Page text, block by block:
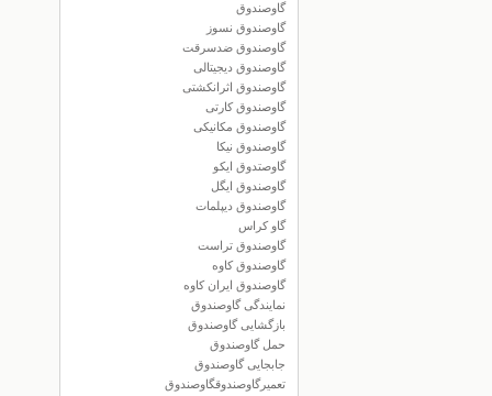
گاوصندوق
گاوصندوق نسوز
گاوصندوق ضدسرقت
گاوصندوق دیجیتالی
گاوصندوق اثرانکشتی
گاوصندوق کارتی
گاوصندوق مکانیکی
گاوصندوق نیکا
گاوصتدوق ایکو
گاوصندوق ایگل
گاوصندوق دیپلمات
گاو کراس
گاوصندوق تراست
گاوصندوق کاوه
گاوصندوق ایران کاوه
نمایندگی گاوصندوق
بازگشایی گاوصندوق
حمل گاوصندوق
جابجایی گاوصندوق
تعمیرگاوصندوقگاوصندوق